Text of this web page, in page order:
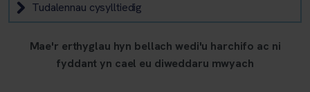
Tudalennau cysylltiedig
Mae'r erthyglau hyn bellach wedi'u harchifo ac ni
fyddant yn cael eu diweddaru mwyach